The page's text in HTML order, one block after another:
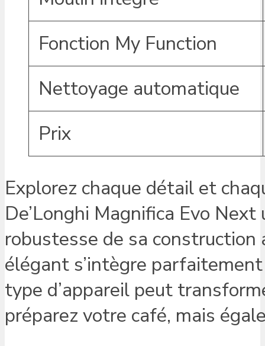
Fonction My Function
Nettoyage automatique
Prix
Explorez chaque détail et
De’Longhi Magnifica Evo
robustesse de sa
élégant s’intègre
type d’appareil peut
préparez votre café, mais